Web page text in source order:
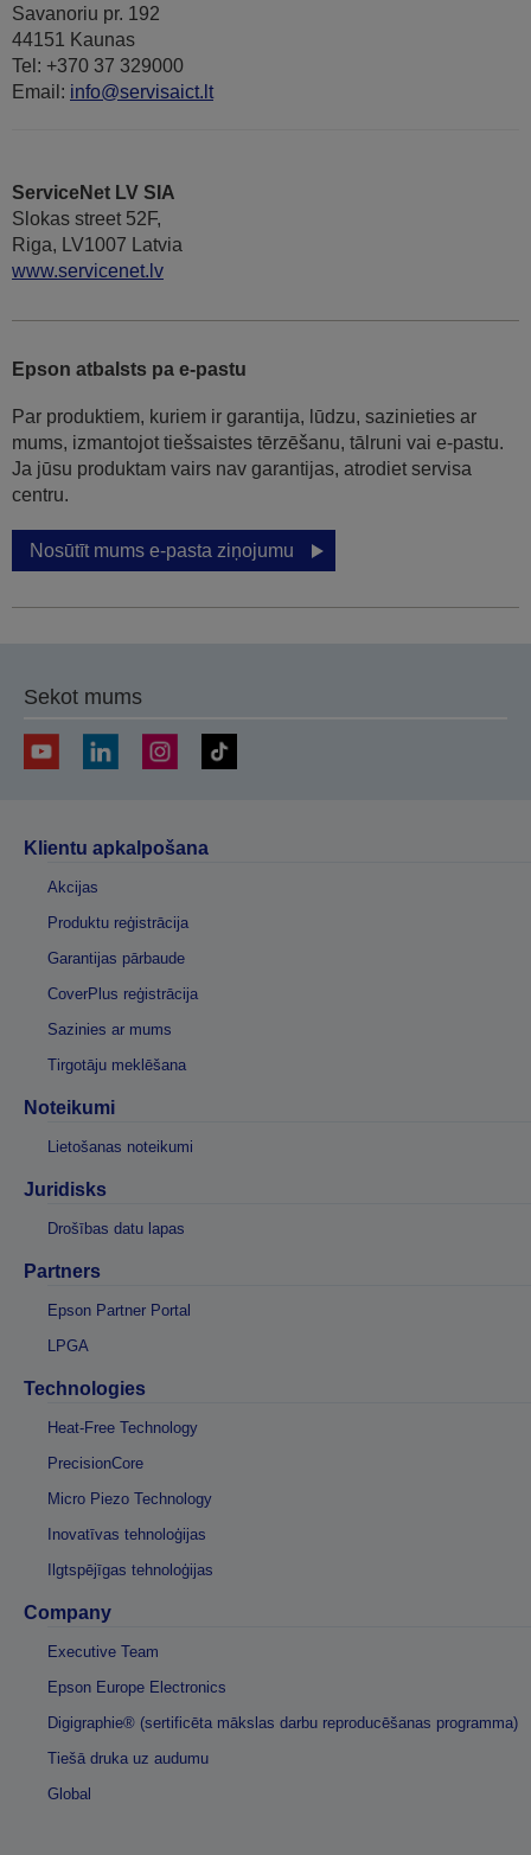
Savanoriu pr. 192
44151 Kaunas
Tel: +370 37 329000
Email: info@servisaict.lt
ServiceNet LV SIA
Slokas street 52F,
Riga, LV1007 Latvia
www.servicenet.lv
Epson atbalsts pa e-pastu
Par produktiem, kuriem ir garantija, lūdzu, sazinieties ar
mums, izmantojot tiešsaistes tērzēšanu, tālruni vai e-pastu.
Ja jūsu produktam vairs nav garantijas, atrodiet servisa
centru.
Nosūtīt mums e-pasta ziņojumu
Sekot mums
Klientu apkalpošana
Akcijas
Produktu reģistrācija
Garantijas pārbaude
CoverPlus reģistrācija
Sazinies ar mums
Tirgotāju meklēšana
Noteikumi
Lietošanas noteikumi
Juridisks
Drošības datu lapas
Partners
Epson Partner Portal
LPGA
Technologies
Heat-Free Technology
PrecisionCore
Micro Piezo Technology
Inovatīvas tehnoloģijas
Ilgtspējīgas tehnoloģijas
Company
Executive Team
Epson Europe Electronics
Digigraphie® (sertificēta mākslas darbu reproducēšanas programma)
Tiešā druka uz audumu
Global